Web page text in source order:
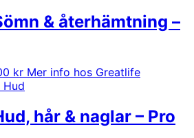
& återhämtning –
kr.
krDet
nuvarande
är:
579,00 kr.
Mer info hos Greatlife
hår & naglar – Pro